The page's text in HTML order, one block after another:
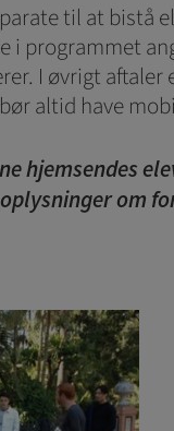
til at bistå
i programmet
I øvrigt
altid have
hjemsendes
om